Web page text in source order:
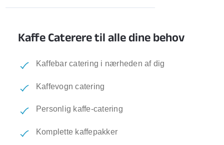
Kaffe Caterere til alle dine behov
Kaffebar catering i nærheden af dig
Kaffevogn catering
Personlig kaffe-catering
Komplette kaffepakker